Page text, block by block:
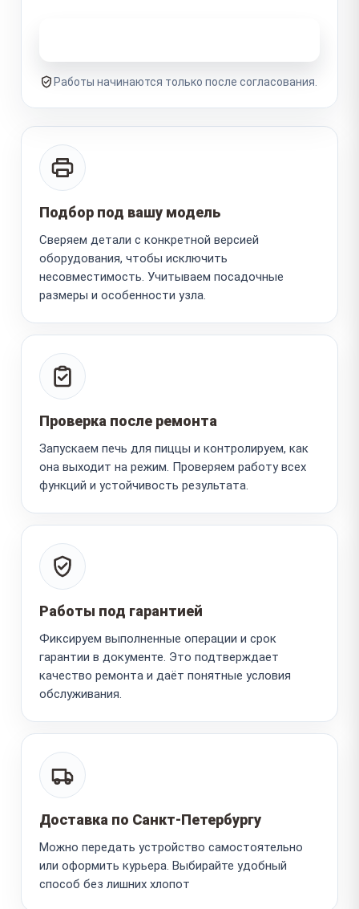
Работы начинаются только после согласования.
Подбор под вашу модель
Сверяем детали с конкретной версией
оборудования, чтобы исключить
несовместимость. Учитываем посадочные
размеры и особенности узла.
Проверка после ремонта
Запускаем печь для пиццы и контролируем, как
она выходит на режим. Проверяем работу всех
функций и устойчивость результата.
Работы под гарантией
Фиксируем выполненные операции и срок
гарантии в документе. Это подтверждает
качество ремонта и даёт понятные условия
обслуживания.
Доставка по Санкт-Петербургу
Можно передать устройство самостоятельно
или оформить курьера. Выбирайте удобный
способ без лишних хлопот